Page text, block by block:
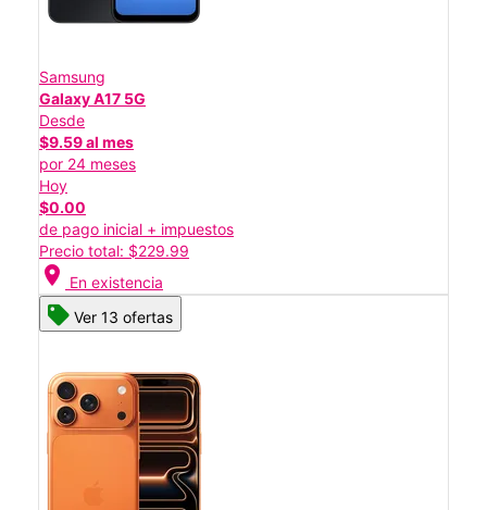
Samsung
Galaxy A17 5G
Desde
$9.59 al mes
por 24 meses
Hoy
$0.00
de pago inicial + impuestos
Precio total: $229.99
location_on En existencia
Ver 13 ofertas